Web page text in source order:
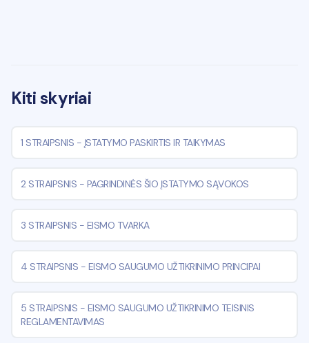
Kiti skyriai
1 STRAIPSNIS - ĮSTATYMO PASKIRTIS IR TAIKYMAS
2 STRAIPSNIS - PAGRINDINĖS ŠIO ĮSTATYMO SĄVOKOS
3 STRAIPSNIS - EISMO TVARKA
4 STRAIPSNIS - EISMO SAUGUMO UŽTIKRINIMO PRINCIPAI
5 STRAIPSNIS - EISMO SAUGUMO UŽTIKRINIMO TEISINIS
REGLAMENTAVIMAS